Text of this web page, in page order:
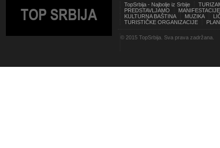
TOP SRBIJA
TopSrbija - Najbolje iz Srbije
PREDSTAVLJAMO
MANIFESTACIJE
KULTURNA BAŠTINA
MUZIKA
TURISTIČKE ORGANIZACIJE
© 2015 TopSrbija. Sva prava zadržana.